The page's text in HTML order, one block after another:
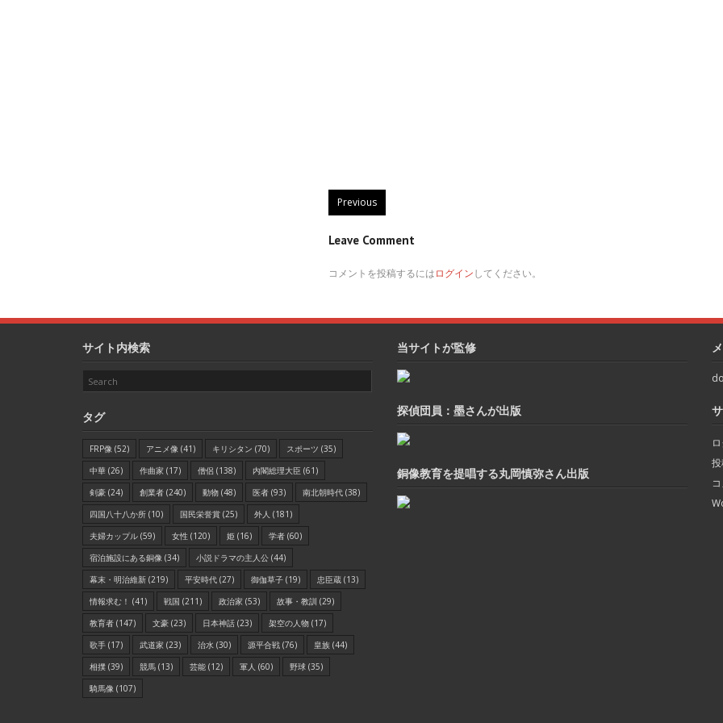
Previous
Leave Comment
コメントを投稿するにはログインしてください。
サイト内検索
タグ
FRP像 (52) アニメ像 (41) キリシタン (70) スポーツ (35)
中華 (26) 作曲家 (17) 僧侶 (138) 内閣総理大臣 (61)
剣豪 (24) 創業者 (240) 動物 (48) 医者 (93) 南北朝時代 (38)
四国八十八か所 (10) 国民栄誉賞 (25) 外人 (181)
夫婦カップル (59) 女性 (120) 姫 (16) 学者 (60)
宿泊施設にある銅像 (34) 小説ドラマの主人公 (44)
幕末・明治維新 (219) 平安時代 (27) 御伽草子 (19) 忠臣蔵 (13)
情報求む！ (41) 戦国 (211) 政治家 (53) 故事・教訓 (29)
教育者 (147) 文豪 (23) 日本神話 (23) 架空の人物 (17)
歌手 (17) 武道家 (23) 治水 (30) 源平合戦 (76) 皇族 (44)
相撲 (39) 競馬 (13) 芸能 (12) 軍人 (60) 野球 (35)
騎馬像 (107)
当サイトが監修
探偵団員：墨さんが出版
銅像教育を提唱する丸岡慎弥さん出版